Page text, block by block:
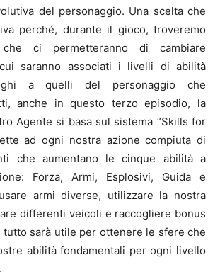
del personaggio. Una scelta che
perché, durante il gioco, troveremo
ci permetteranno di cambiare
saranno associati i livelli di abilità
a quelli del personaggio che
anche in questo terzo episodio, la
Agente si basa sul sistema “Skills for
ad ogni nostra azione compiuta di
che aumentano le cinque abilità a
Forza, Armi, Esplosivi, Guida e
armi diverse, utilizzare la nostra
differenti veicoli e raccogliere bonus
tutto sarà utile per ottenere le sfere che
abilità fondamentali per ogni livello